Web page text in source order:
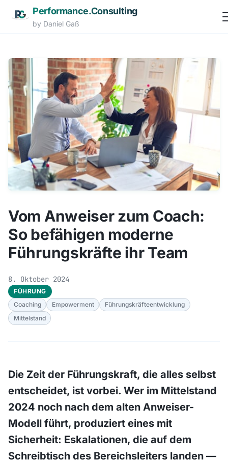
Performance.Consulting
by Daniel Gaß
Vom Anweiser zum Coach:
So befähigen moderne
Führungskräfte ihr Team
8. Oktober 2024
FÜHRUNG
Coaching
Empowerment
Führungskräfteentwicklung
Mittelstand
Die Zeit der Führungskraft, die alles selbst
entscheidet, ist vorbei. Wer im Mittelstand
2024 noch nach dem alten Anweiser-
Modell führt, produziert eines mit
Sicherheit: Eskalationen, die auf dem
Schreibtisch des Bereichsleiters landen —